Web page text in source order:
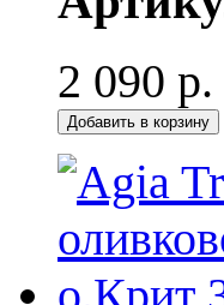
2 090 р.
Добавить в корзину